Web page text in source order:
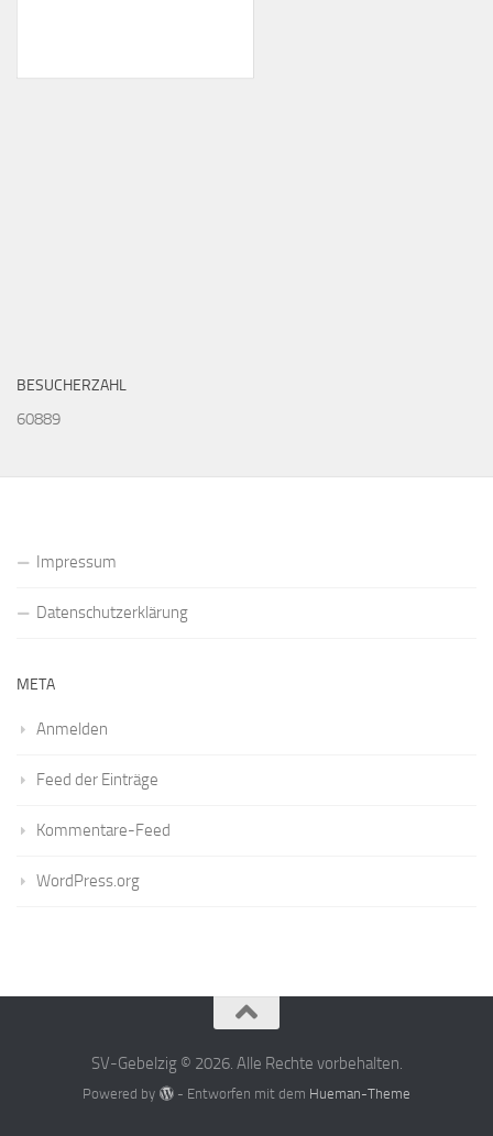
BESUCHERZAHL
60889
Impressum
Datenschutzerklärung
META
Anmelden
Feed der Einträge
Kommentare-Feed
WordPress.org
SV-Gebelzig © 2026. Alle Rechte vorbehalten.
Powered by - Entworfen mit dem Hueman-Theme